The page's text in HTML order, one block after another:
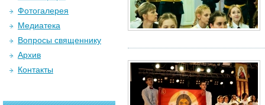
Фотогалерея
Медиатека
Вопросы священнику
Архив
Контакты